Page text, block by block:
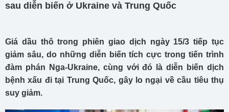
sau diễn biến ở Ukraine và Trung Quốc
Giá dầu thô trong phiên giao dịch ngày 15/3 tiếp tục
giảm sâu, do những diễn biến tích cực trong tiến trình
đàm phán Nga-Ukraine, cùng với đó là diễn biến dịch
bệnh xấu đi tại Trung Quốc, gây lo ngại về cầu tiêu thụ
suy giảm.